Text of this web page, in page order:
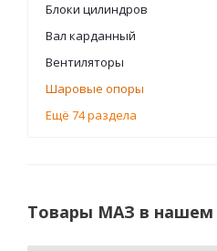
Блоки цилиндров
Вал карданный
Вентиляторы
Шаровые опоры
Ещё 74 раздела
Товары МАЗ в нашем